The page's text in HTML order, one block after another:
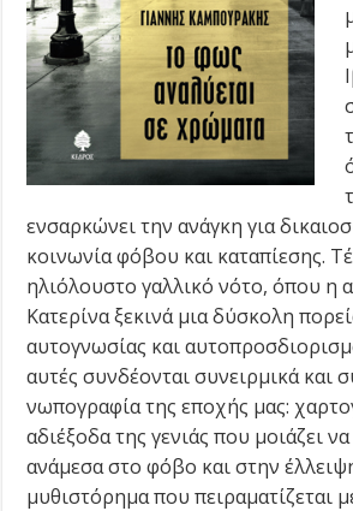
ενσαρκώνει την ανάγκη για
κοινωνία φόβου και καταπίεσης.
ηλιόλουστο γαλλικό νότο, όπου η
Κατερίνα ξεκινά μια δύσκολη
αυτογνωσίας και
αυτές συνδέονται συνειρμικά και
νωπογραφία της εποχής μας:
αδιέξοδα της γενιάς που μοιάζει
ανάμεσα στο φόβο και στην
μυθιστόρημα που πειραματίζεται